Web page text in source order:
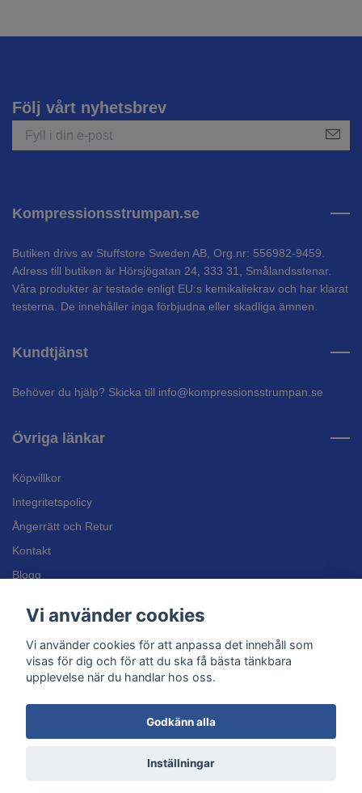
Följ vårt nyhetsbrev
Kompressionsstrumpan.se
Butiken drivs av Stuffstore Sweden AB, Org.nr: 556982-9459.
Adress till butiken är Hörsjögatan 24, 333 31, Smålandsstenar.
Våra produkter är testade enligt EU:s kemikaliekrav och har klarat
testerna. De innehåller inga förbjudna eller skadliga ämnen.
Kundtjänst
Behöver du hjälp? Skicka till info@kompressionsstrumpan.se
Övriga länkar
Köpvillkor
Integritetspolicy
Ångerrätt och Retur
Kontakt
Blogg
Inläggssulor
Kundtjänst
© 2026 Kompressionsstrumpan.se
Vi använder cookies
Vi använder cookies för att anpassa det innehåll som
visas för dig och för att du ska få bästa tänkbara
upplevelse när du handlar hos oss.
Godkänn alla
Inställningar